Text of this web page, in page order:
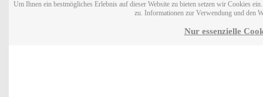
Um Ihnen ein bestmögliches Erlebnis auf dieser Website zu bieten setzen wir Cookies
zu. Informationen zur Verwendung und den
Nur essenzielle